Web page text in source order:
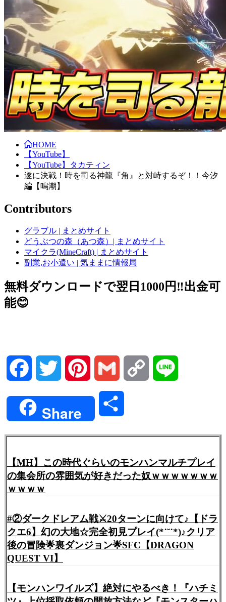
HOME
【YouTube】
【YouTube】タカティン
遂に決戦！時を司る神龍『角』と対峙するぞ！！今汐
編【鳴潮】
Contributors
グラブル | まとめサイト
どうぶつの森（あつ森）| まとめサイト
マイクラ(MineCraft) | まとめサイト
副業,お小遣い | 気ままに情報局
無料ダウンロードで翌日1000円‼️出金可
能😊
Facebook Twitter Pinterest Gmail Copy
Share
【MH】この時代ぐらいのモンハンマルチプレイ
の集会所の雰囲気が好きだった奴ｗｗｗｗｗｗｗ
ｗｗｗｗ
#②ダークドレアム戦⚔️20ターンに向けて♪【ドラ
クエ6】幻の大地☆完全初見プレイ(*˙˘˙*)♪クリア
後の冒険🌟裏ダンジョン🌟SFC【DRAGON
QUEST VI】
【モンハンワイルズ】絶対にやるべき！『ハチミ